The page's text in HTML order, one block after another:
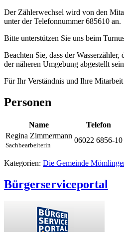
Der Zählerwechsel wird von den
unter der Telefonnummer 685610 an.
Bitte unterstützen Sie uns beim
Beachten Sie, dass der
der näheren Umgebung abgestellt
Für Ihr Verständnis und Ihre
Personen
Name Telefon
Regina Zimmermann
Sachbearbeiterin
06022 6856-10
Kategorien: Die Gemeinde
Bürgerserviceportal